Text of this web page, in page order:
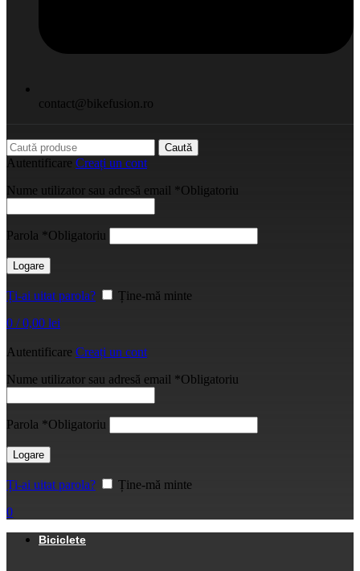
contact@bikefusion.ro
Caută
Autentificare Creați un cont
Nume utilizator sau adresă email *Obligatoriu
Parola *Obligatoriu
Logare
Ți-ai uitat parola?
Ține-mă minte
0 / 0,00 lei
Autentificare Creați un cont
Nume utilizator sau adresă email *Obligatoriu
Parola *Obligatoriu
Logare
Ți-ai uitat parola?
Ține-mă minte
0
Biciclete